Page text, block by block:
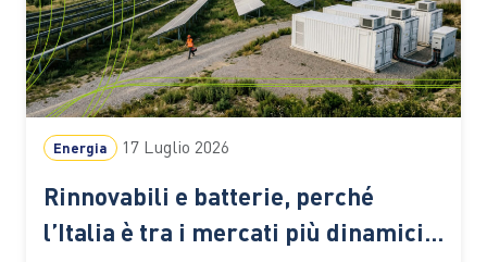
Energia 17 Luglio 2026
Rinnovabili e batterie, perché
l’Italia è tra i mercati più dinamici